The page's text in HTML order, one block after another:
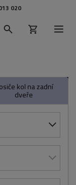
020
kol na zadní
dveře